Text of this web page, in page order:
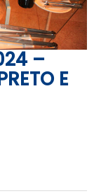
–
E